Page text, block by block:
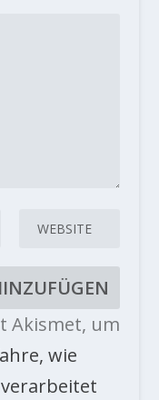
Akismet, um
wie